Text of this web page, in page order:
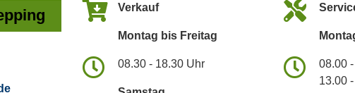
Verkauf
Montag bis Freitag
08.30 - 18.30 Uhr
08.00
13.00